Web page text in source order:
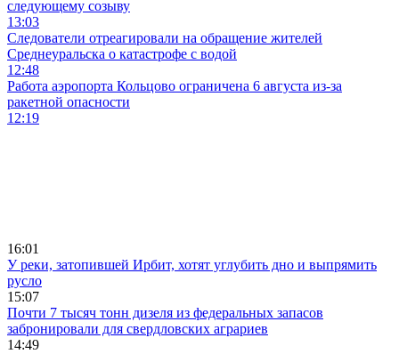
следующему созыву
13:03
Следователи отреагировали на обращение жителей
Среднеуральска о катастрофе с водой
12:48
Работа аэропорта Кольцово ограничена 6 августа из-за
ракетной опасности
12:19
16:01
У реки, затопившей Ирбит, хотят углубить дно и выпрямить
русло
15:07
Почти 7 тысяч тонн дизеля из федеральных запасов
забронировали для свердловских аграриев
14:49